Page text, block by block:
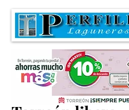
Servicios